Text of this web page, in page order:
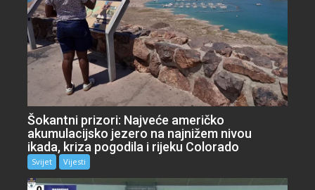
Šokantni prizori: Najveće američko
akumulacijsko jezero na najnižem nivou
ikada, kriza pogodila i rijeku Colorado
Svijet Vijesti